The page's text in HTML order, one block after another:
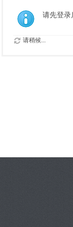
请先登录
请稍候...